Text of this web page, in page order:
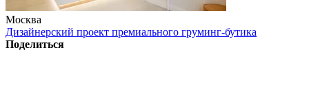
Москва
Дизайнерский проект премиального груминг-бутика
Поделиться